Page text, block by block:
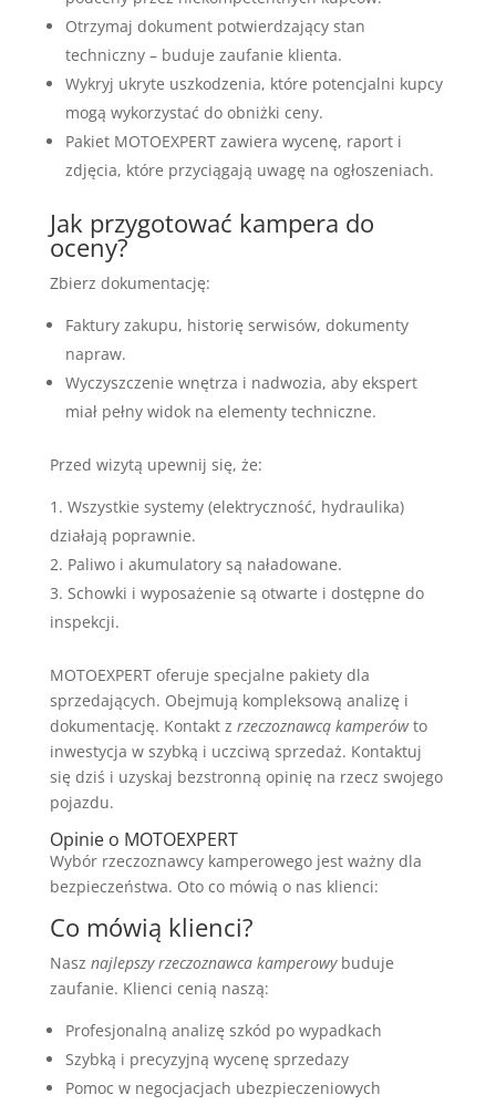
Otrzymaj dokument potwierdzający stan
techniczny – buduje zaufanie klienta.
Wykryj ukryte uszkodzenia, które potencjalni kupcy
mogą wykorzystać do obniżki ceny.
Pakiet MOTOEXPERT zawiera wycenę, raport i
zdjęcia, które przyciągają uwagę na ogłoszeniach.
Jak przygotować kampera do
oceny?
Zbierz dokumentację:
Faktury zakupu, historię serwisów, dokumenty
napraw.
Wyczyszczenie wnętrza i nadwozia, aby ekspert
miał pełny widok na elementy techniczne.
Przed wizytą upewnij się, że:
Wszystkie systemy (elektryczność, hydraulika)
działają poprawnie.
Paliwo i akumulatory są naładowane.
Schowki i wyposażenie są otwarte i dostępne do
inspekcji.
MOTOEXPERT oferuje specjalne pakiety dla
sprzedających. Obejmują kompleksową analizę i
dokumentację. Kontakt z rzeczoznawcą kamperówto
inwestycja w szybką i uczciwą sprzedaż. Kontaktuj
się dziś i uzyskaj bezstronną opinię na rzecz swojego
pojazdu.
Opinie o MOTOEXPERT
Wybór rzeczoznawcy kamperowego jest ważny dla
bezpieczeństwa. Oto co mówią o nas klienci:
Co mówią klienci?
Nasz najlepszy rzeczoznawca kamperowybuduje
zaufanie. Klienci cenią naszą:
Profesjonalną analizę szkód po wypadkach
Szybką i precyzyjną wycenę sprzedazy
Pomoc w negocjacjach ubezpieczeniowych